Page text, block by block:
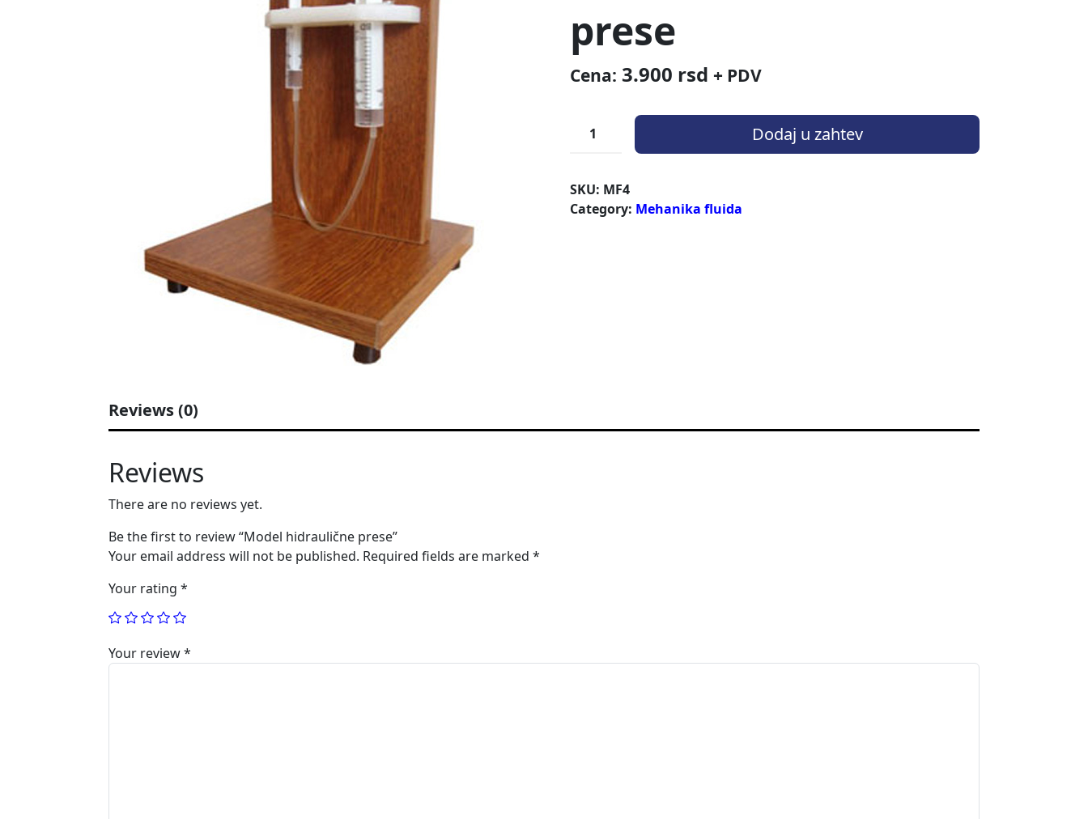
prese
Cena: 3.900 rsd + PDV
Dodaj u zahtev
SKU: MF4
Category: Mehanika fluida
Reviews (0)
Reviews
There are no reviews yet.
Be the first to review “Model hidraulične prese”
Your email address will not be published. Required fields are marked *
Your rating *
Your review*